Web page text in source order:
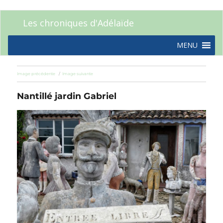
Les chroniques d'Adélaïde
MENU
Image précédente Image suivante
Nantillé jardin Gabriel